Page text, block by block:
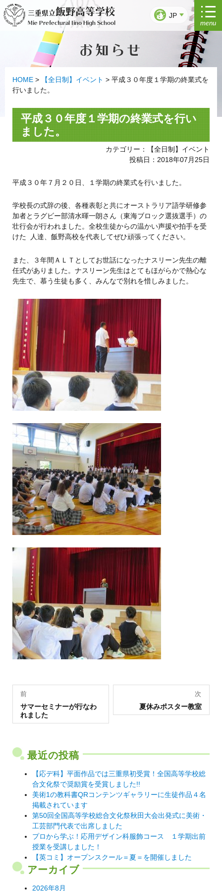
ン
三重県立飯野高等学校
Mie Prefectural Iino High School
JP
menu
お知らせ
HOME > 【全日制】イベント > 平成３０年度１学期の終業式を
行いました。
平成３０年度１学期の終業式を行い
ました。
カテゴリー：【全日制】イベント
投稿日：2018年07月25日
平成３０年７月２０日、１学期の終業式を行いました。
学校長の式辞の後、各種表彰と共にオーストラリア語学研修参
加者とラグビー部清水暉一朗さん（東海ブロック選抜選手）の
壮行会が行われました。全校生徒からの温かい声援や拍手を受
けた 人達、飯野高校を代表してぜひ頑張ってください。
また、３年間ＡＬＴとしてお世話になったナスリーン先生の離
任式がありました。ナスリーン先生はとてもほがらかで熱心な
先生で、慕う生徒も多く、みんなで別れを惜しみました。
稿
ナ
ゲ
シ
ョ
ン
前
過
去
の
投
サマーセミナーが行なわ
れました
次
夏休みポスター教室
最近の投稿
【応デ科】平面作品では三重県初受賞！全国高等学校総
合文化祭で奨励賞を受賞しました!!
美術1の教科書QRコンテンツギャラリーに生徒作品４名
掲載されています
第50回全国高等学校総合文化祭秋田大会出発式に美術・
工芸部門代表で出席しました
プロから学ぶ！応用デザイン科服飾コース １学期出前
授業を受講しました！
【英コミ】オープンスクール＝夏＝を開催しました
アーカイブ
2026年8月